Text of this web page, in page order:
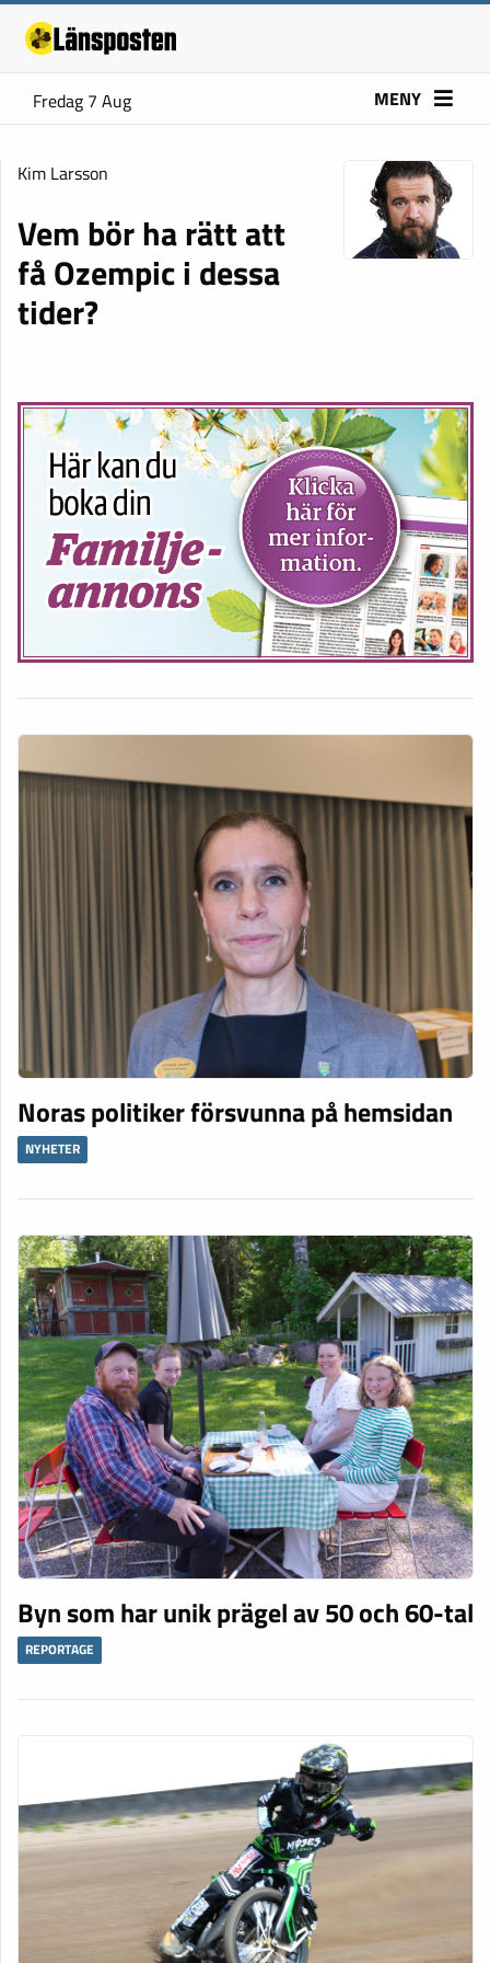
Fredag 7 Aug MENY
Kim Larsson
Vem bör ha rätt att
få Ozempic i dessa
tider?
Noras politiker försvunna på hemsidan
NYHETER
Byn som har unik prägel av 50 och 60-tal
REPORTAGE